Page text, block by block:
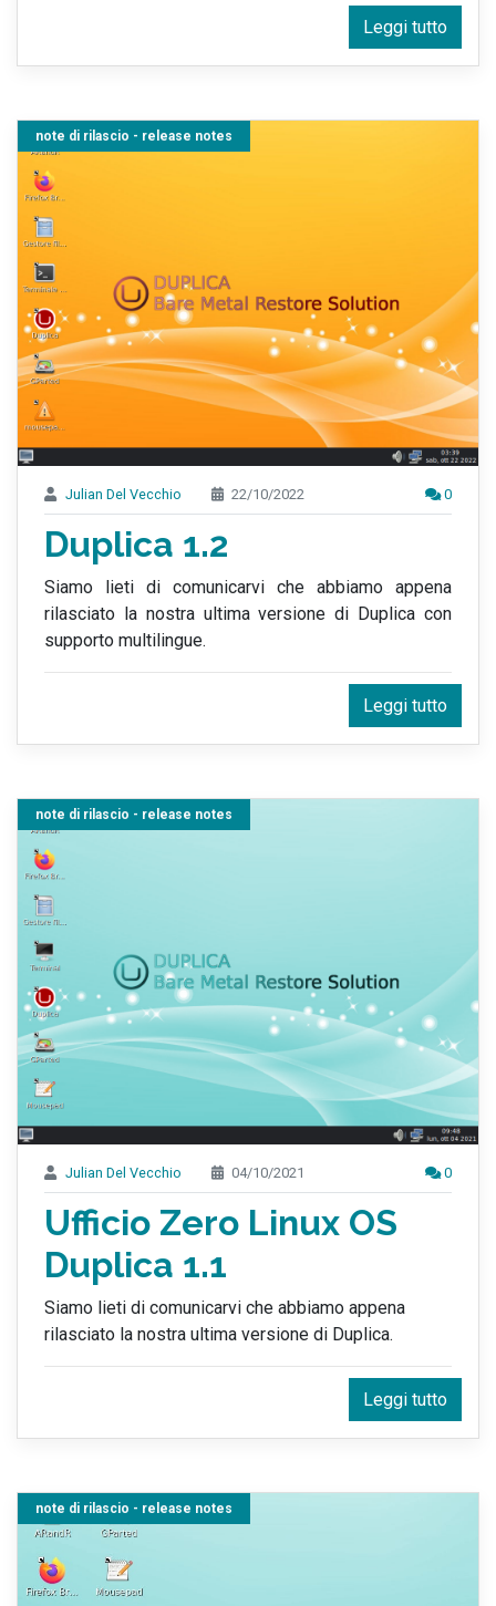
Leggi tutto
note di rilascio - release notes
Julian Del Vecchio 22/10/2022 0
Duplica 1.2
Siamo lieti di comunicarvi che abbiamo appena
rilasciato la nostra ultima versione di Duplica con
supporto multilingue.
Leggi tutto
note di rilascio - release notes
Julian Del Vecchio 04/10/2021 0
Ufficio Zero Linux OS
Duplica 1.1
Siamo lieti di comunicarvi che abbiamo appena
rilasciato la nostra ultima versione di Duplica.
Leggi tutto
note di rilascio - release notes